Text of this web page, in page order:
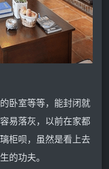
卧室等等，能封闭就
易落灰，以前在家都
柜呗，虽然是看上去
的功夫。